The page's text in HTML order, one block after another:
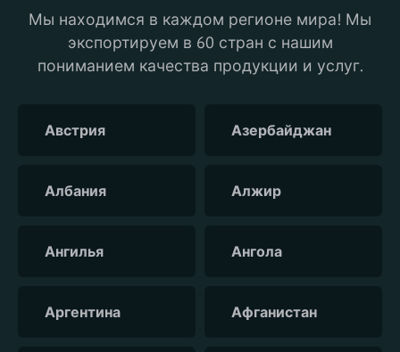
Мы находимся в каждом регионе мира! Мы
экспортируем в 60 стран с нашим
пониманием качества продукции и услуг.
Австрия Азербайджан
Албания Алжир
Ангилья Ангола
Аргентина Афганистан